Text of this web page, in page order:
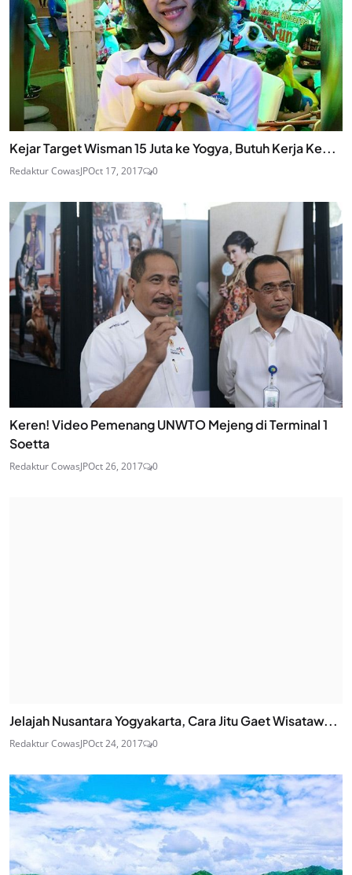
Kejar Target Wisman 15 Juta ke Yogya, Butuh Kerja Ke...
Redaktur CowasJPOct 17, 2017 0
Keren! Video Pemenang UNWTO Mejeng di Terminal 1
Soetta
Redaktur CowasJPOct 26, 2017 0
Jelajah Nusantara Yogyakarta, Cara Jitu Gaet Wisataw...
Redaktur CowasJPOct 24, 2017 0